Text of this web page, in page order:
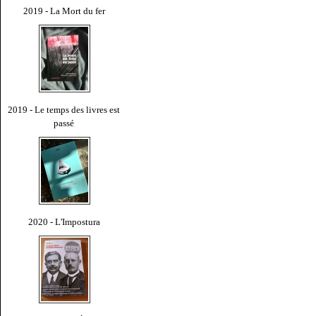
2019 - La Mort du fer
2019 - Le temps des livres est
passé
2020 - L'Impostura